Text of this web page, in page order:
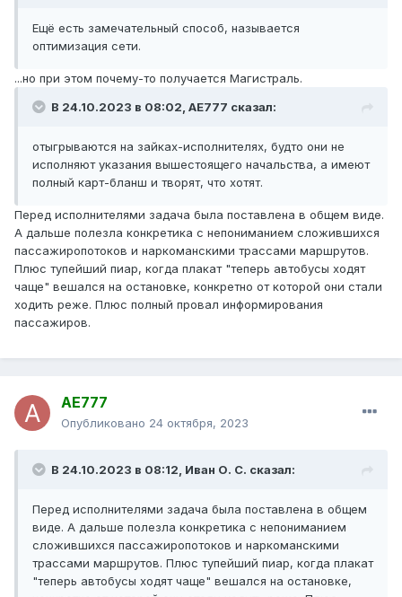
Ещё есть замечательный способ, называется
оптимизация сети.
...но при этом почему-то получается Магистраль.
В 24.10.2023 в 08:02, AE777 сказал:
отыгрываются на зайках-исполнителях, будто они не
исполняют указания вышестоящего начальства, а имеют
полный карт-бланш и творят, что хотят.
Перед исполнителями задача была поставлена в общем виде.
А дальше полезла конкретика с непониманием сложившихся
пассажиропотоков и наркоманскими трассами маршрутов.
Плюс тупейший пиар, когда плакат "теперь автобусы ходят
чаще" вешался на остановке, конкретно от которой они стали
ходить реже. Плюс полный провал информирования
пассажиров.
AE777
Опубликовано 24 октября, 2023
В 24.10.2023 в 08:12, Иван О. С. сказал:
Перед исполнителями задача была поставлена в общем
виде. А дальше полезла конкретика с непониманием
сложившихся пассажиропотоков и наркоманскими
трассами маршрутов. Плюс тупейший пиар, когда плакат
"теперь автобусы ходят чаще" вешался на остановке,